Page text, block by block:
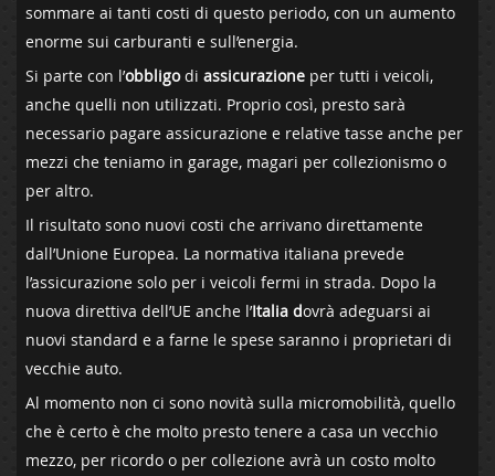
sommare ai tanti costi di questo periodo, con un aumento
enorme sui carburanti e sull’energia.
Si parte con l’obbligodi assicurazione per tutti i veicoli,
anche quelli non utilizzati. Proprio così, presto sarà
necessario pagare assicurazione e relative tasse anche per
mezzi che teniamo in garage, magari per collezionismo o
per altro.
Il risultato sono nuovi costi che arrivano direttamente
dall’Unione Europea. La normativa italiana prevede
l’assicurazione solo per i veicoli fermi in strada. Dopo la
nuova direttiva dell’UE anche l’Italia dovrà adeguarsi ai
nuovi standard e a farne le spese saranno i proprietari di
vecchie auto.
Al momento non ci sono novità sulla micromobilità, quello
che è certo è che molto presto tenere a casa un vecchio
mezzo, per ricordo o per collezione avrà un costo molto